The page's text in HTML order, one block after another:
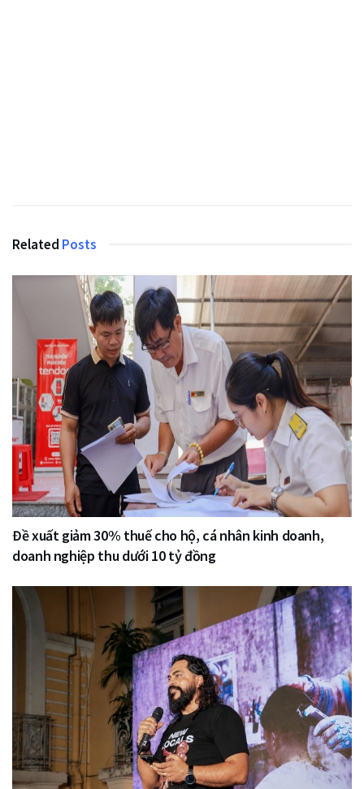
Related Posts
Đề xuất giảm 30% thuế cho hộ, cá nhân kinh doanh,
doanh nghiệp thu dưới 10 tỷ đồng